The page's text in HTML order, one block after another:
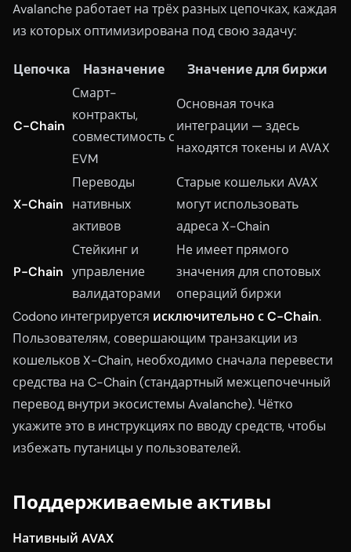
Avalanche работает на трёх разных цепочках, каждая
из которых оптимизирована под свою задачу:
Цепочка Назначение Значение для биржи
C-Chain
Смарт-
контракты,
совместимость с
EVM
Основная точка
интеграции — здесь
находятся токены и AVAX
X-Chain
Переводы
нативных
активов
Старые кошельки AVAX
могут использовать
адреса X-Chain
P-Chain
Стейкинг и
управление
валидаторами
Не имеет прямого
значения для спотовых
операций биржи
Codono интегрируется исключительно с C-Chain.
Пользователям, совершающим транзакции из
кошельков X-Chain, необходимо сначала перевести
средства на C-Chain (стандартный межцепочечный
перевод внутри экосистемы Avalanche). Чётко
укажите это в инструкциях по вводу средств, чтобы
избежать путаницы у пользователей.
Поддерживаемые активы
Нативный AVAX